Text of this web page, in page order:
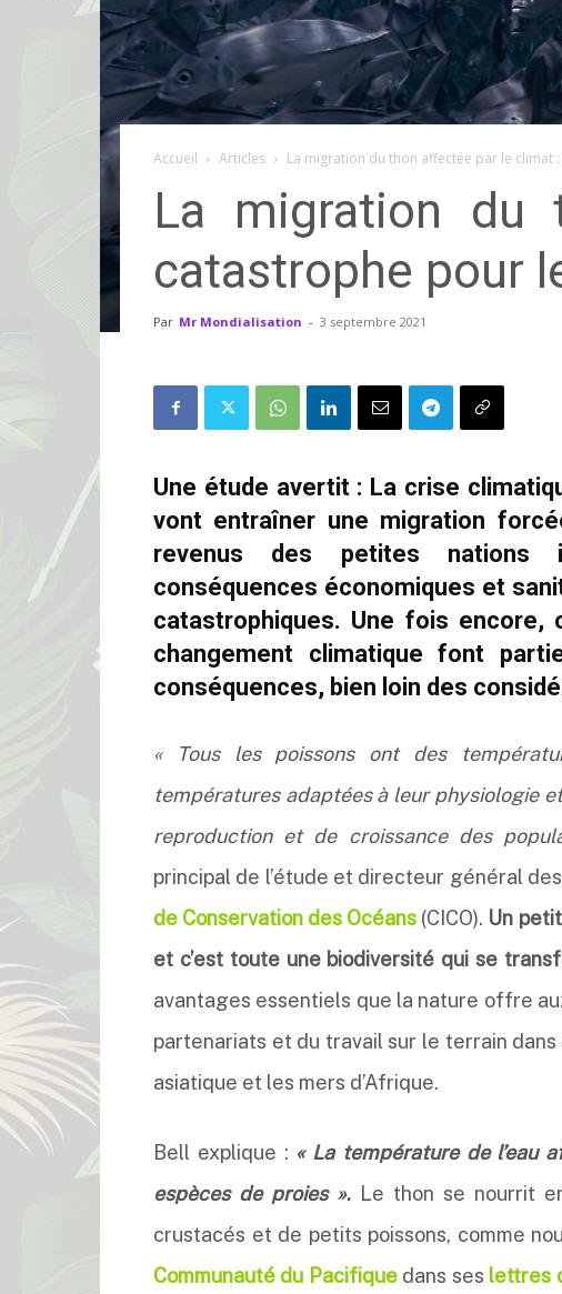
Accueil Articles La migration du thon affectée par le climat
La migration
catastrophe pour
Par Mr Mondialisation - 3 septembre 2021
Une étude avertit : La crise
vont entraîner une migration
revenus des petites nations
conséquences économiques et
catastrophiques. Une fois encore,
changement climatique font
conséquences, bien loin des
« Tous les poissons ont des
températures adaptées à leur physiologie
reproduction et de croissance des
principal de l’étude et directeur général
de Conservation des Océans (CICO). Un
et c’est toute une biodiversité qui se
avantages essentiels que la nature offre
partenariats et du travail sur le terrain
asiatique et les mers d’Afrique.
Bell explique : « La température de l’eau
espèces de proies ». Le thon se nourrit
crustacés et de petits poissons, comme
Communauté du Pacifiquedans ses lettres